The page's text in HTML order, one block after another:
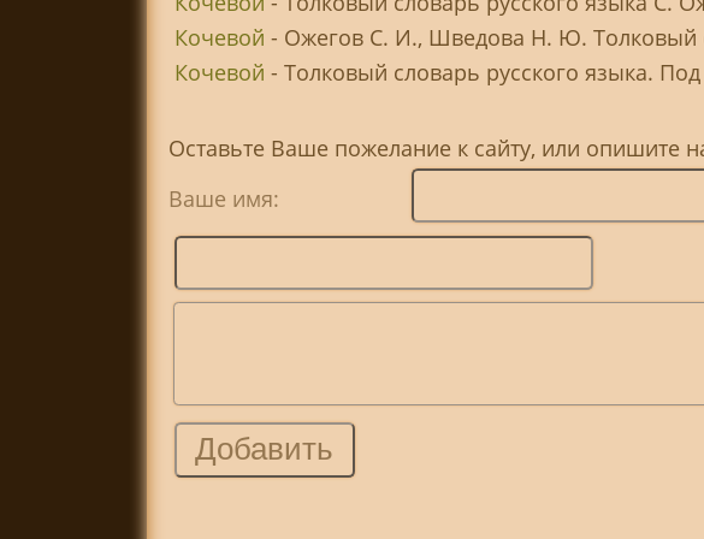
Кочевой - Ожегов С. И., Шведова Н. Ю. Толковый
Кочевой - Толковый словарь русского языка.
Оставьте Ваше пожелание к сайту, или опишите
Ваше имя: